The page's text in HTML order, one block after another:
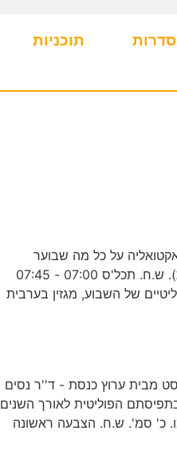
סדרות תוכניות
- 07:00 תכנית אקטואליה על כל מה שבוער
בפוליטיקה הישראלית (כת' סמויות). ש.ח. תכל'ס 07:00 - 07:45
של השבוע, מגזין בערבית
- 07:00 וידאוקאסט מבית ערוץ כנסת - ד''ר נסים
הפוליטית לאורך השנים
כ' סמ'. ש.ח. הצבעה ראשונה